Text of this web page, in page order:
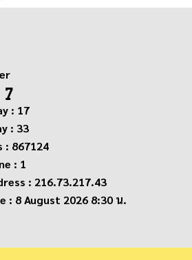
: 17
: 33
: 867124
: 1
: 216.73.217.43
: 8 August 2026 8:30 น.